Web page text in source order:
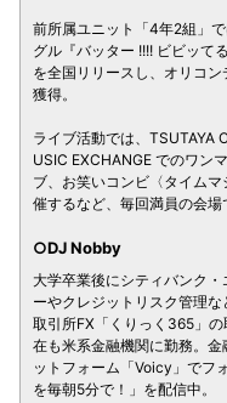
前所属ユニット「4年2組」
グル『バッター !!!! ビビッて
を全国リリースし、オリコ
獲得。
ライブ活動では、TSUTAYA
USIC EXCHANGE でのワン
ブ、お笑いコンビ〈タイム
催するなど、毎回満員の会場
○DJ Nobby
大学卒業後にシティバンク
ーやクレジットリスク管理な
取引所FX「くりっく365」
在も米系金融機関に勤務。
ットフォーム「Voicy」でフ
を毎朝5分で！」を配信中。